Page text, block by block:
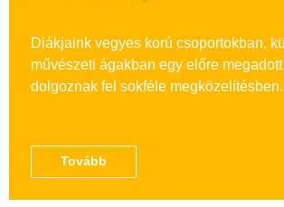
Diákjaink vegyes korú csoportokban,
művészeti ágakban egy előre
dolgoznak fel sokféle megközelítésben.
Tovább